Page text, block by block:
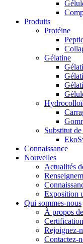
Produits
Protéine
Gélatine
Substitut
Connaissance
Nouvelles
Actualités
Exposition
Qui sommes-nous
À propos
Certification
Rejoignez-
Contactez-